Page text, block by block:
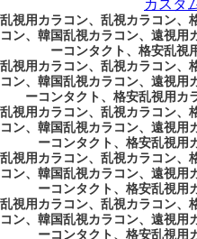
カスタ
乱視用カラコン、乱視カラコン、
コン、韓国乱視カラコン、遠視用
ーコンタクト、格安乱視
乱視用カラコン、乱視カラコン、
コン、韓国乱視カラコン、遠視用
ーコンタクト、格安乱視用カ
乱視用カラコン、乱視カラコン、
コン、韓国乱視カラコン、遠視用
ーコンタクト、格安乱視用
乱視用カラコン、乱視カラコン、
コン、韓国乱視カラコン、遠視用
ーコンタクト、格安乱視用
乱視用カラコン、乱視カラコン、
コン、韓国乱視カラコン、遠視用
ーコンタクト、格安乱視用